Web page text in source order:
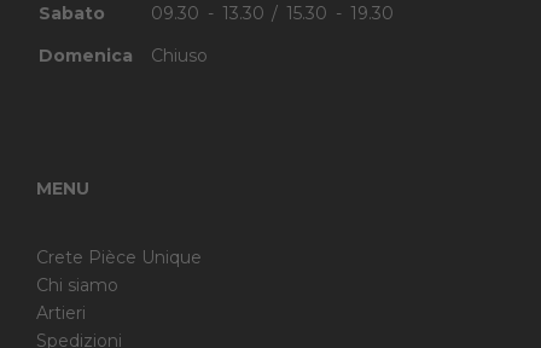
Sabato
09.30 - 13.30 / 15.30 - 19.30
Domenica
Chiuso
MENU
Crete Pièce Unique
Chi siamo
Artieri
Spedizioni